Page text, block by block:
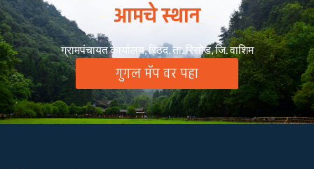
आमचे स्थान
ग्रामपंचायत कार्यालय, रिठद, ता. रिसोड, जि. वाशिम
गुगल मॅप वर पहा